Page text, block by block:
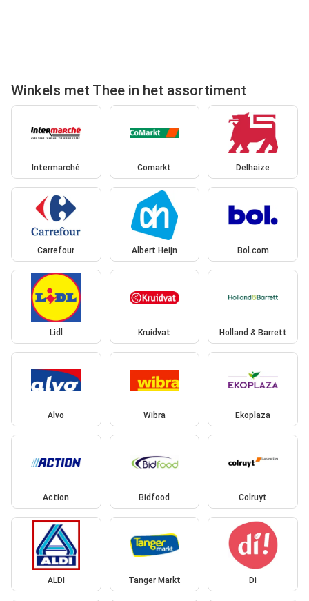
Winkels met Thee in het assortiment
Intermarché Comarkt Delhaize
Carrefour Albert Heijn Bol.com
Lidl Kruidvat Holland & Barrett
Alvo Wibra Ekoplaza
Action Bidfood Colruyt
ALDI Tanger Markt Di